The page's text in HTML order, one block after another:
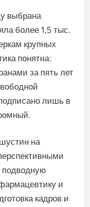
выбрана
более 1,5 тыс.
крупных
понятна:
за пять лет
лишь в
на
подводную
и
кадров и